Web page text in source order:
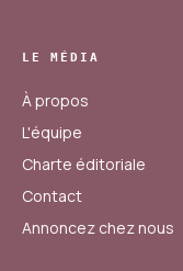
LE MÉDIA
À propos
L'équipe
Charte éditoriale
Contact
Annoncez chez nous